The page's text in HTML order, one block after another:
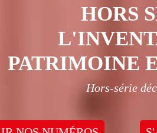
HORS
PATRIMOINE
Hors-série